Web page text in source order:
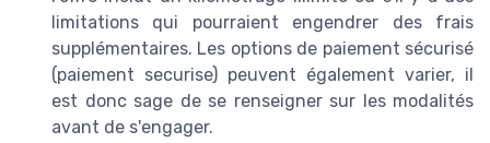
limitations qui pourraient engendrer des frais
supplémentaires. Les options de paiement sécurisé
(paiement securise) peuvent également varier, il
est donc sage de se renseigner sur les modalités
avant de s'engager.